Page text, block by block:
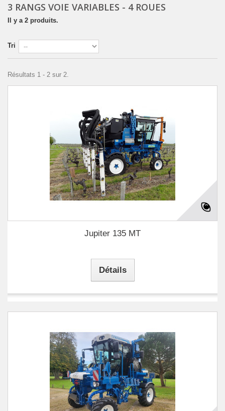
3 RANGS VOIE VARIABLES - 4 ROUES
Il y a 2 produits.
Tri
Résultats 1 - 2 sur 2.
Jupiter 135 MT
Détails